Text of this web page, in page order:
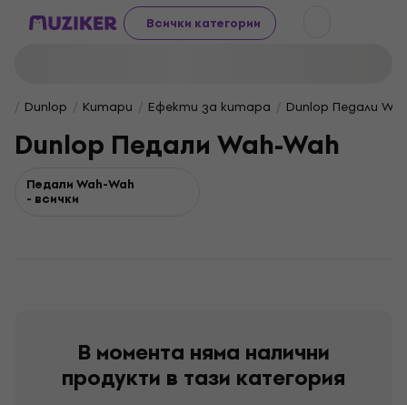
Всички категории
Dunlop Китари Ефекти за китара Dunlop Педали
Dunlop Педали Wah-Wah
Педали Wah-Wah
- всички
В момента няма налични
продукти в тази категория